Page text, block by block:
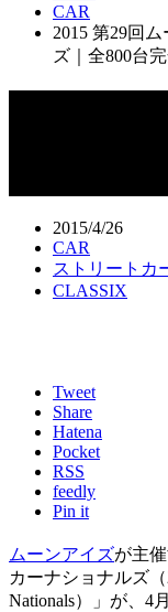
CAR
2015 第29回
ズ｜全800台
2015/4/26
CAR
ストリートカ
CLASSIX
Tweet
Share
Hatena
Pocket
RSS
feedly
Pin it
ムーンアイズが主
カーナショナルズ（
Nationals）」が、4